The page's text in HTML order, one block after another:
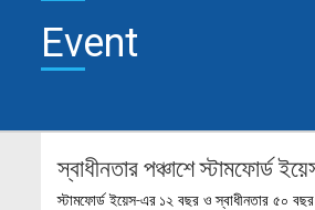
Event
স্বাধীনতার পঞ্চাশে স্টামফোর্ড
স্টামফোর্ড ইয়েস-এর ১২ বছর ও স্বাধীনতার ৫০ বছর